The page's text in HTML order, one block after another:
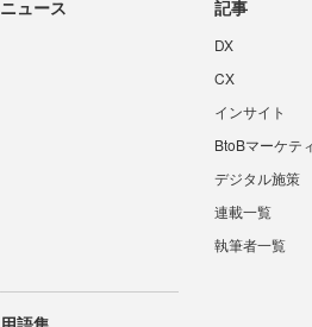
ニュース 記事
DX
CX
インサイト
BtoBマーケテ
デジタル施策
連載一覧
執筆者一覧